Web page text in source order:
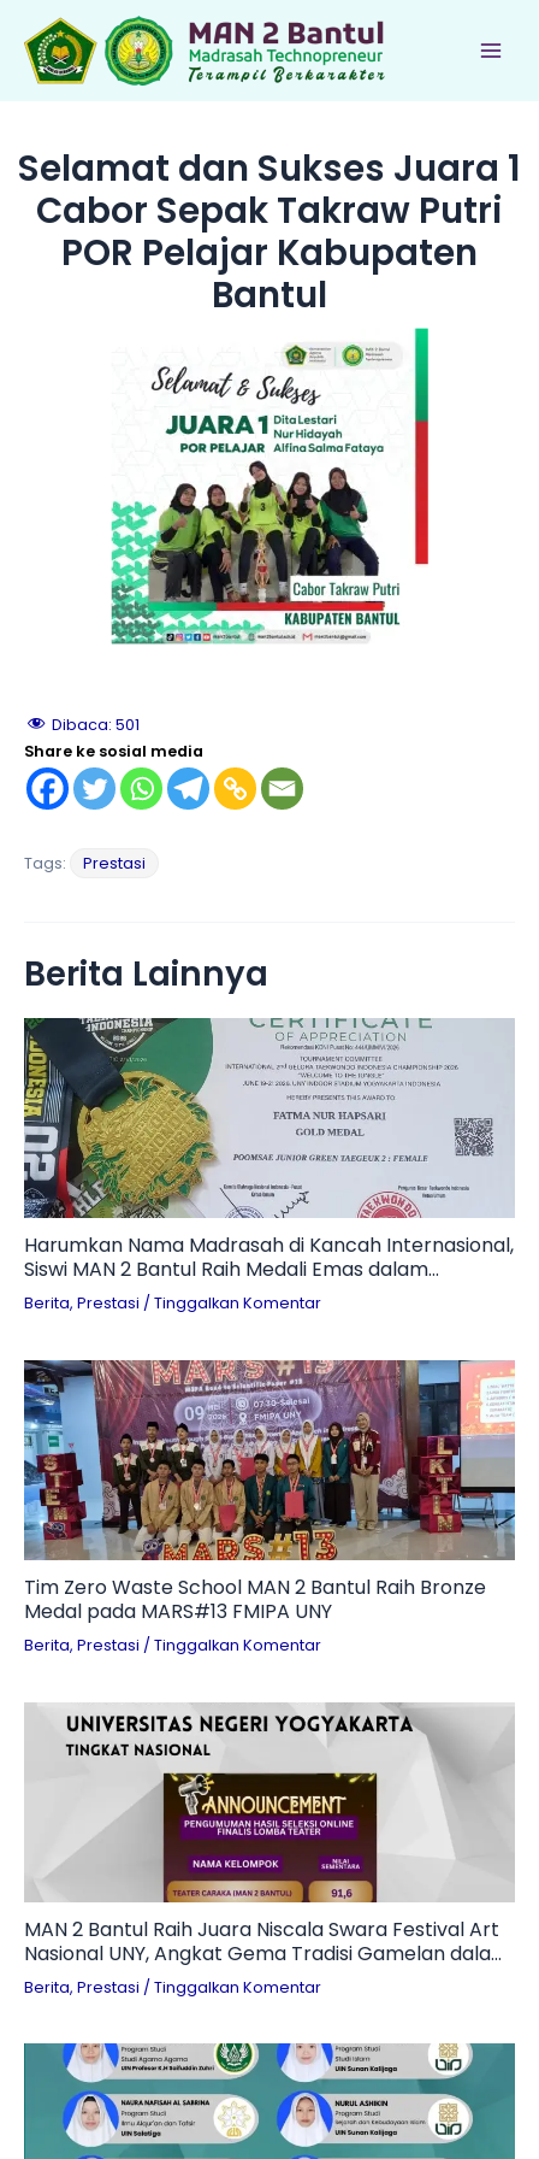
konten
Selamat dan Sukses Juara 1
Cabor Sepak Takraw Putri
POR Pelajar Kabupaten
Bantul
Dibaca: 501
Share ke sosial media
Tags: Prestasi
Berita Lainnya
Harumkan Nama Madrasah di Kancah Internasional,
Siswi MAN 2 Bantul Raih Medali Emas dalam
Kejuaraan Taekwondo 2026
Berita, Prestasi / Tinggalkan Komentar
Tim Zero Waste School MAN 2 Bantul Raih Bronze
Medal pada MARS#13 FMIPA UNY
Berita, Prestasi / Tinggalkan Komentar
MAN 2 Bantul Raih Juara Niscala Swara Festival Art
Nasional UNY, Angkat Gema Tradisi Gamelan dalam
Teater Penuh Makna
Berita, Prestasi / Tinggalkan Komentar